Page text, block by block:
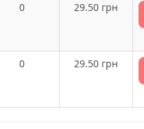
0 29.50 грн
0 29.50 грн